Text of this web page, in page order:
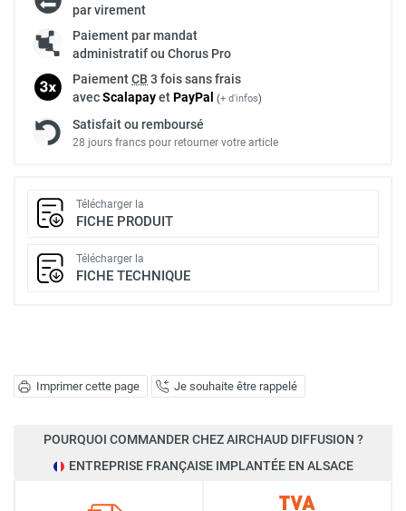
Imprimer cette page Je souhaite être rappelé
par virement
Paiement par mandat
administratif ou Chorus Pro
PaiementCB 3 fois sans frais
avecScalapayetPayPal (+ d'infos)
Satisfait ou remboursé
28 jours francs pour retourner votre article
Télécharger la
FICHE PRODUIT
Télécharger la
FICHE TECHNIQUE
POURQUOI COMMANDER CHEZ AIRCHAUD DIFFUSION ?
ENTREPRISE FRANÇAISE IMPLANTÉE EN ALSACE